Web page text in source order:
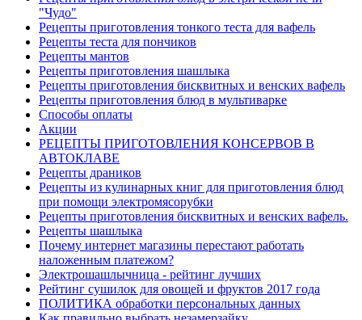
"Чудо"
Рецепты приготовления тонкого теста для вафель
Рецепты теста для пончиков
Рецепты мантов
Рецепты приготовления шашлыка
Рецепты приготовления бисквитных и венских вафель
Рецепты приготовления блюд в мультиварке
Способы оплаты
Акции
РЕЦЕПТЫ ПРИГОТОВЛЕНИЯ КОНСЕРВОВ В
АВТОКЛАВЕ
Рецепты драников
Рецепты из кулинарных книг для приготовления блюд
при помощи электромясорубки
Рецепты приготовления бисквитных и венских вафель.
Рецепты шашлыка
Почему интернет магазины перестают работать
наложенным платежом?
Электрошашлычница - рейтинг лучших
Рейтинг сушилок для овощей и фруктов 2017 года
ПОЛИТИКА обработки персональных данных